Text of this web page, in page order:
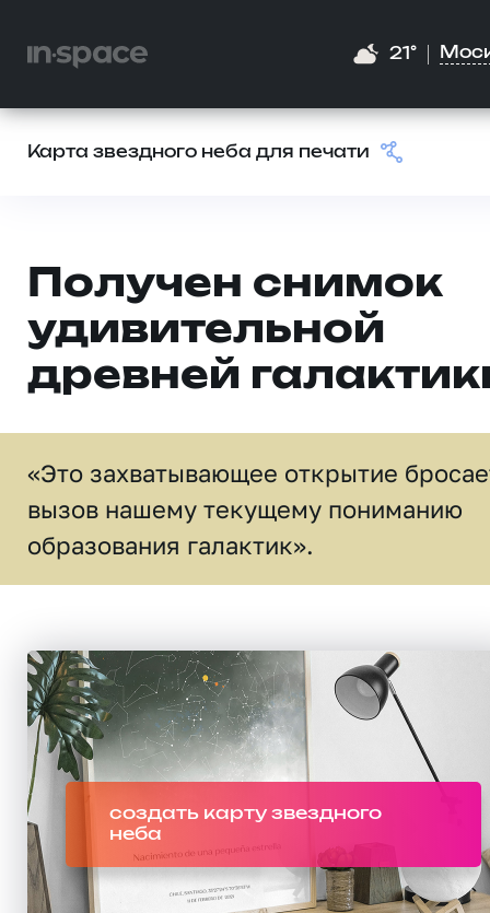
21°
Карта звездного неба для печати
Получен снимок
удивительной
древней
«Это захватывающее открытие
вызов нашему текущему пониманию
образования галактик».
создать карту звездного
неба